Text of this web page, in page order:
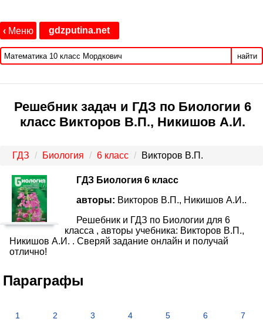
‹ Меню gdzputina.net
найти
Решебник задач и ГДЗ по Биологии 6
класс Викторов В.П., Никишов А.И.
ГДЗ Биология 6 класс Викторов В.П.
ГДЗ Биология 6 класс
авторы: Викторов В.П., Никишов А.И..
Решебник и ГДЗ по Биологии для 6
класса , авторы учебника: Викторов В.П.,
Никишов А.И. . Сверяй задание онлайн и получай
отлично!
Параграфы
1 2 3 4 5 6 7